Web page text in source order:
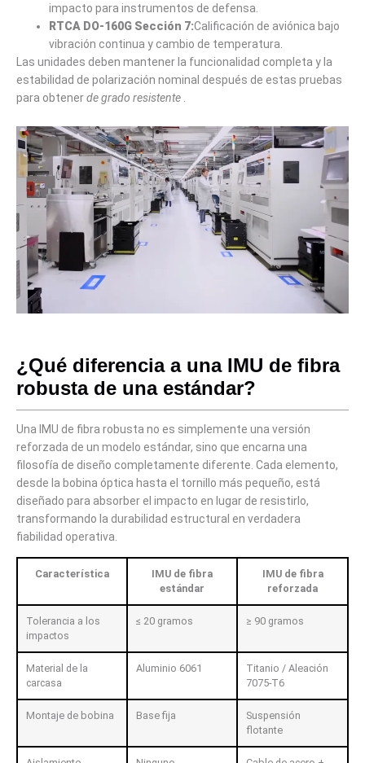
impacto para instrumentos de defensa.
RTCA DO-160G Sección 7:Calificación de aviónica bajo
vibración continua y cambio de temperatura.
Las unidades deben mantener la funcionalidad completa y la
estabilidad de polarización nominal después de estas pruebas
para obtenerde grado resistente
¿Qué diferencia a una IMU de fibra
robusta de una estándar?
Una IMU de fibra robusta no es simplemente una versión
reforzada de un modelo estándar, sino que encarna una
filosofía de diseño completamente diferente. Cada elemento,
desde la bobina óptica hasta el tornillo más pequeño, está
diseñado para absorber el impacto en lugar de resistirlo,
transformando la durabilidad estructural en verdadera
fiabilidad operativa.
Característica
IMU de fibra
estándar
IMU de fibra
reforzada
Tolerancia a los
impactos
≤ 20 gramos ≥ 90 gramos
Material de la
carcasa
Aluminio 6061
Titanio / Aleación
7075-T6
Montaje de bobina Base fija
Suspensión
flotante